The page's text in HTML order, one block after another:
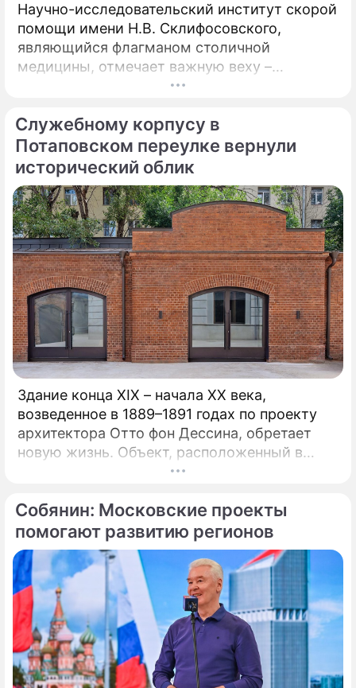
Научно-исследовательский институт скорой
помощи имени Н.В. Склифосовского,
являющийся флагманом столичной
медицины, отмечает важную веху –
десятилетие работы Центра радиохирургии.
не только стало уникальной точкой на карте
московского здравоохранения, но и
превратилось в надежду для тысяч
пациентов со всей страны.
Служебному корпусу в
Потаповском переулке вернули
исторический облик
Здание конца XIX – начала XX века,
возведенное в 1889–1891 годах по проекту
архитектора Отто фон Дессина, обретает
новую жизнь. Объект, расположенный в
глубине Потаповского переулка среди
статус элемента
историко‑градостроительной среды.
Собянин: Московские проекты
помогают развитию регионов